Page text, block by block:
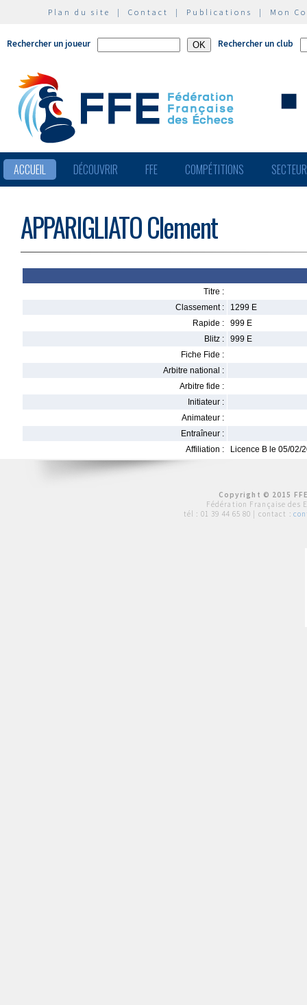
Plan du site | Contact | Publications | Mon
Rechercher un joueur Rechercher un club
ACCUEIL DÉCOUVRIR FFE COMPÉTITIONS
APPARIGLIATO Clement
Titre :
Classement :
1299 E
Rapide :
999 E
Blitz :
999 E
Fiche Fide :
Arbitre national :
Arbitre fide :
Initiateur :
Animateur :
Entraîneur :
Affiliation :
Licence B le 05/02/
Copyright © 2015
Fédération Française des
tél : 01 39 44 65 80 | contact :